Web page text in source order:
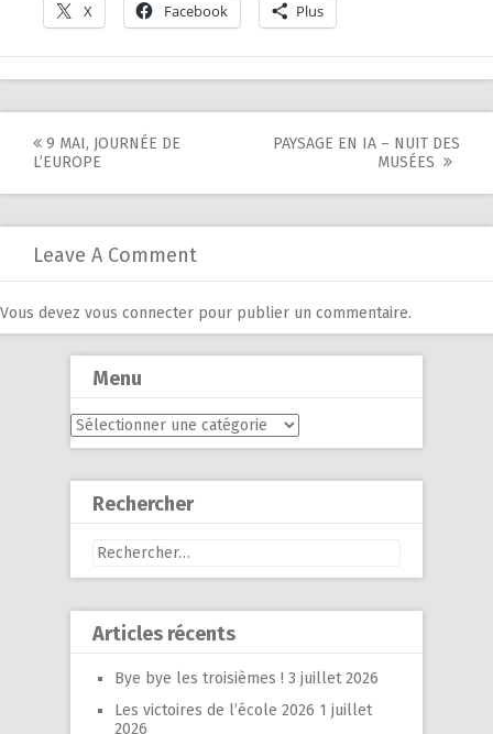
X Facebook Plus
Post
navigation
9 MAI, JOURNÉE DE
L’EUROPE
PAYSAGE EN IA – NUIT DES
MUSÉES
Leave A Comment
Vous devez vous connecter pour publier un commentaire.
Menu
Menu
Rechercher
Rechercher :
Articles récents
Bye bye les troisièmes ! 3 juillet 2026
Les victoires de l’école 2026 1 juillet
2026